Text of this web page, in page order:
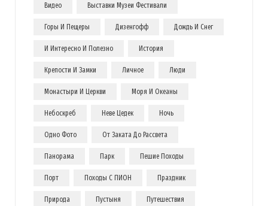
Видео Выставки Музеи Фестивали
Горы И Пещеры Дизенгофф Дождь И Снег
И Интересно И Полезно История
Крепости И Замки Личное Люди
Монастыри И Церкви Моря И Океаны
Небоскреб Неве Цедек Ночь
Одно Фото От Заката До Рассвета
Панорама Парк Пешие Походы
Порт Походы С ПИОН Праздник
Природа Пустыня Путешествия